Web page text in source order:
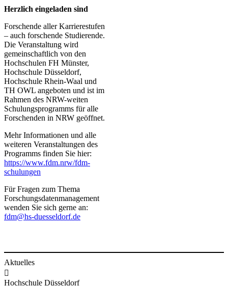
Herzlich eingeladen sind
Forschende aller Karrierestufen
– auch forschende Studierende.
Die Veranstaltung wird
gemeinschaftlich von den
Hochschulen FH Münster,
Hochschule Düsseldorf,
Hochschule Rhein-Waal und
TH OWL angeboten und ist im
Rahmen des NRW-weiten
Schulungsprogramms für alle
Forschenden in NRW geöffnet.
Mehr Informationen und alle
weiteren Veranstaltungen des
Programms finden Sie hier:
https://www.fdm.nrw/fdm-
schulungen​
​Für Fragen zum Thema
Forschungsdatenmanagement
wenden Sie sich gerne an:
fdm@hs-duesseldorf.de​​​​​​
Aktuelles

Hochschule Düsseldorf